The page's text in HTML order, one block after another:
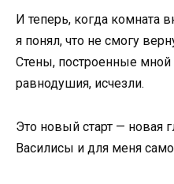
И теперь, когда комната
я понял, что не смогу
Стены, построенные
равнодушия, исчезли.
Это новый старт — новая
Василисы и для меня